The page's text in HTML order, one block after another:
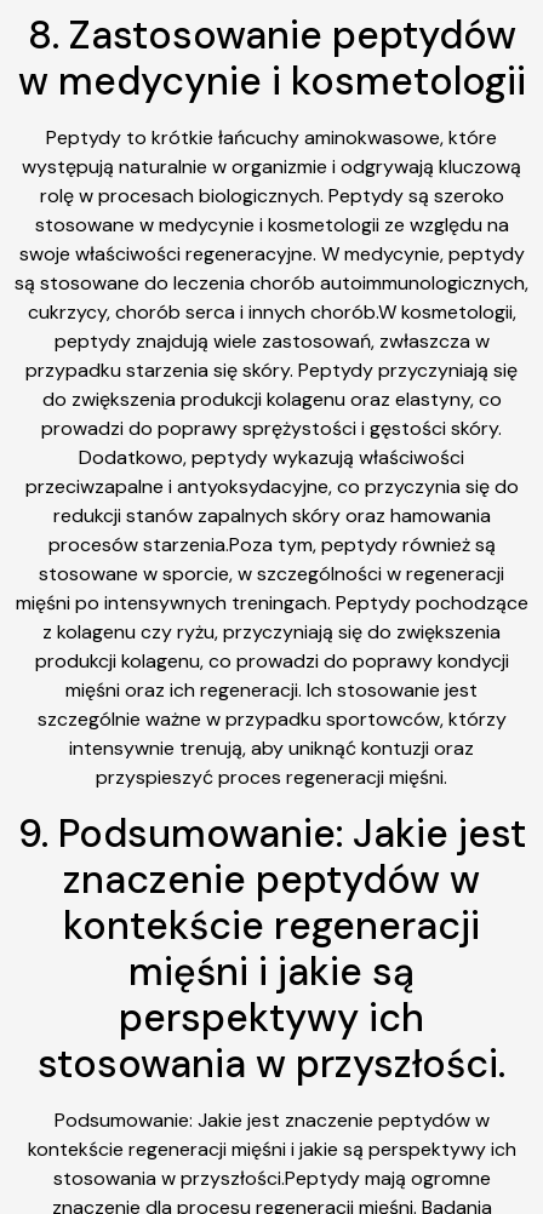
8. Zastosowanie peptydów
w medycynie i kosmetologii
Peptydy to krótkie łańcuchy aminokwasowe, które
występują naturalnie w organizmie i odgrywają kluczową
rolę w procesach biologicznych. Peptydy są szeroko
stosowane w medycynie i kosmetologii ze względu na
swoje właściwości regeneracyjne. W medycynie, peptydy
są stosowane do leczenia chorób autoimmunologicznych,
cukrzycy, chorób serca i innych chorób.W kosmetologii,
peptydy znajdują wiele zastosowań, zwłaszcza w
przypadku starzenia się skóry. Peptydy przyczyniają się
do zwiększenia produkcji kolagenu oraz elastyny, co
prowadzi do poprawy sprężystości i gęstości skóry.
Dodatkowo, peptydy wykazują właściwości
przeciwzapalne i antyoksydacyjne, co przyczynia się do
redukcji stanów zapalnych skóry oraz hamowania
procesów starzenia.Poza tym, peptydy również są
stosowane w sporcie, w szczególności w regeneracji
mięśni po intensywnych treningach. Peptydy pochodzące
z kolagenu czy ryżu, przyczyniają się do zwiększenia
produkcji kolagenu, co prowadzi do poprawy kondycji
mięśni oraz ich regeneracji. Ich stosowanie jest
szczególnie ważne w przypadku sportowców, którzy
intensywnie trenują, aby uniknąć kontuzji oraz
przyspieszyć proces regeneracji mięśni.
9. Podsumowanie: Jakie jest
znaczenie peptydów w
kontekście regeneracji
mięśni i jakie są
perspektywy ich
stosowania w przyszłości.
Podsumowanie: Jakie jest znaczenie peptydów w
kontekście regeneracji mięśni i jakie są perspektywy ich
stosowania w przyszłości.Peptydy mają ogromne
znaczenie dla procesu regeneracji mięśni. Badania